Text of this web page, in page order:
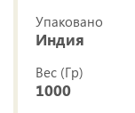
Упаковано
Индия
Вес (Гр)
1000